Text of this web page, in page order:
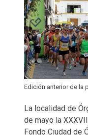
Edición anterior de la
La localidad de
de mayo la
Fondo Ciudad de